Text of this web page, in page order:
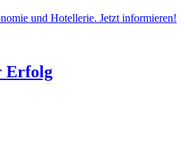
und Hotellerie. Jetzt informieren!
Erfolg